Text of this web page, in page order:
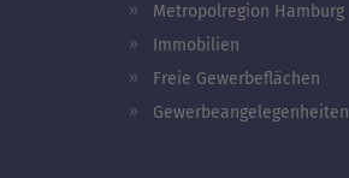
Metropolregion Hamburg
Immobilien
Freie Gewerbeflächen
Gewerbeangelegenheiten